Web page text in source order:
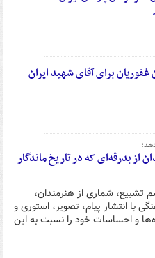
برای آقای شهید ایران
از بدرقه‌ای که در تاریخ ماندگار
تشییع، شماری از هنرمندان،
با انتشار پیام، تصویر، استوری و
و احساسات خود را نسبت به این